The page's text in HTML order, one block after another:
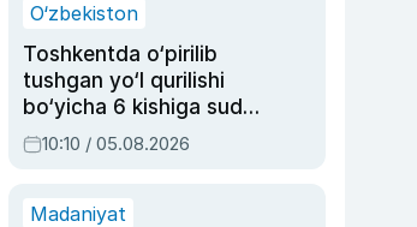
O‘zbekiston
Toshkentda o‘pirilib
tushgan yo‘l qurilishi
bo‘yicha 6 kishiga sud
hukmi o‘qildi
10:10 / 05.08.2026
Madaniyat